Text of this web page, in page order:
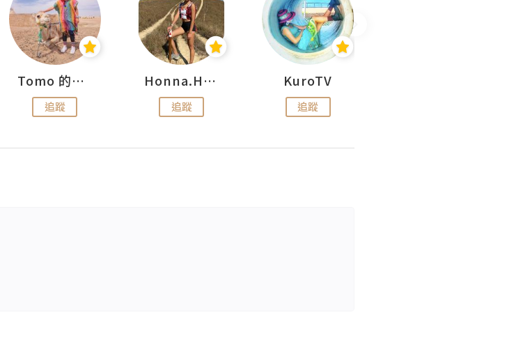
Tomo 的快樂宇宙
追蹤
Honna.H 出走
追蹤
KuroTV
追蹤